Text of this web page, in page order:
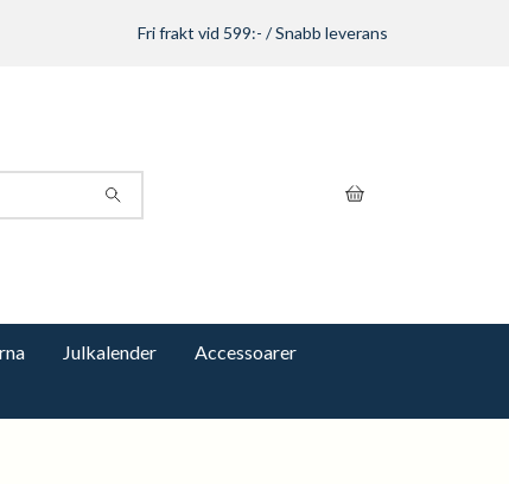
Fri frakt vid 599:- / Snabb leverans
Julkalender
Accessoarer